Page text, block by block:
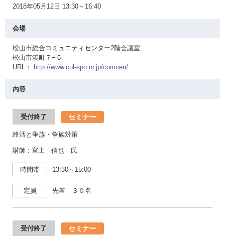
2018年05月12日 13:30～16:40
会場
松山市総合コミュニティセンター2階会議室
松山市湊町７−５
URL：
http://www.cul-spo.or.jp/comcen/
内容
受付終了 セミナー
終活と争族・争族対策
講師 : 宮上 信也 氏
時間帯 13:30～15:00
定員 先着 ３０名
受付終了 セミナー